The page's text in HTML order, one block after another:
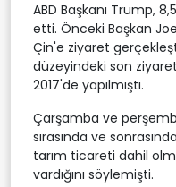
ABD Başkanı Trump,
etti. Önceki Başkan
Çin'e ziyaret
düzeyindeki son
2017'de yapılmıştı.
Çarşamba ve
sırasında ve
tarım ticareti dahil
vardığını söylemişti.